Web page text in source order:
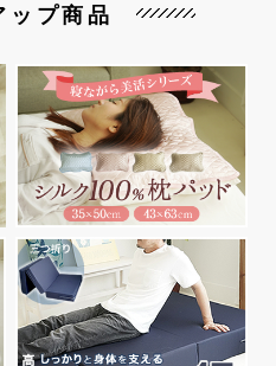
ップ商品